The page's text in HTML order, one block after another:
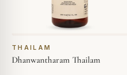
THAILAM
Dhanwantharam Thailam